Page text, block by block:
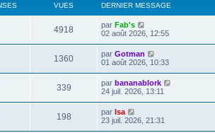
VUES DERNIER MESSAGE
4918 par Fab's
02 août 2026, 12:55
1360 par Gotman
01 août 2026, 10:33
339 par bananablork
24 juil. 2026, 13:11
198 par Isa
23 juil. 2026, 21:31